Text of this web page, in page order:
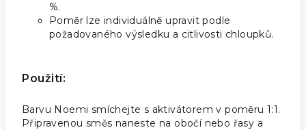
%.
Poměr lze individuálně upravit podle
požadovaného výsledku a citlivosti chloupků.
Použití:
Barvu Noemi smíchejte s aktivátorem v poměru 1:1.
Připravenou směs naneste na obočí nebo řasy a